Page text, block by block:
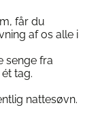
får du
af os alle i
senge fra
tag.
nattesøvn.